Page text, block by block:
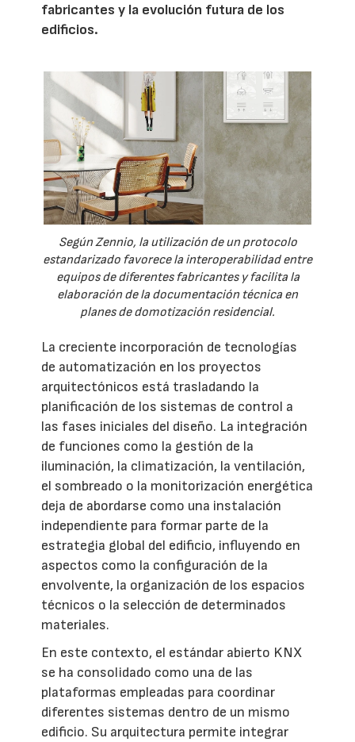
fabricantes y la evolución futura de los
edificios.
Según Zennio, la utilización de un protocolo
estandarizado favorece la interoperabilidad entre
equipos de diferentes fabricantes y facilita la
elaboración de la documentación técnica en
planes de domotización residencial.
La creciente incorporación de tecnologías
de automatización en los proyectos
arquitectónicos está trasladando la
planificación de los sistemas de control a
las fases iniciales del diseño. La integración
de funciones como la gestión de la
iluminación, la climatización, la ventilación,
el sombreado o la monitorización energética
deja de abordarse como una instalación
independiente para formar parte de la
estrategia global del edificio, influyendo en
aspectos como la configuración de la
envolvente, la organización de los espacios
técnicos o la selección de determinados
materiales.
En este contexto, el estándar abierto KNX
se ha consolidado como una de las
plataformas empleadas para coordinar
diferentes sistemas dentro de un mismo
edificio. Su arquitectura permite integrar